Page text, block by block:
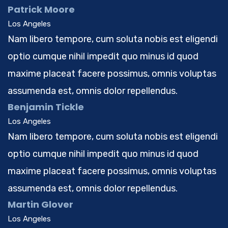
Patrick Moore
Los Angeles
Nam libero tempore, cum soluta nobis est eligendi
optio cumque nihil impedit quo minus id quod
maxime placeat facere possimus, omnis voluptas
assumenda est, omnis dolor repellendus.
Benjamin Tickle
Los Angeles
Nam libero tempore, cum soluta nobis est eligendi
optio cumque nihil impedit quo minus id quod
maxime placeat facere possimus, omnis voluptas
assumenda est, omnis dolor repellendus.
Martin Glover
Los Angeles